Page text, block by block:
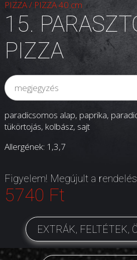
PIZZA/ PIZZA 40 cm
15.
PIZZA
paradicsomos alap, paprika,
tükörtojás, kolbász, sajt
Allergének: 1,3,7
Figyelem! Megújult a
5740 Ft
EXTRÁK, FELTÉTEK,